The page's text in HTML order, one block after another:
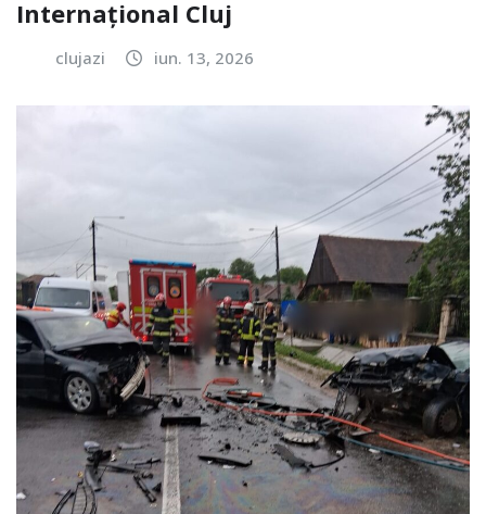
Internațional Cluj
clujazi iun. 13, 2026